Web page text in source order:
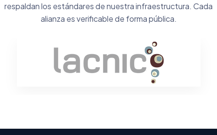
respaldan los estándares de nuestra infraestructura. Cada
alianza es verificable de forma pública.